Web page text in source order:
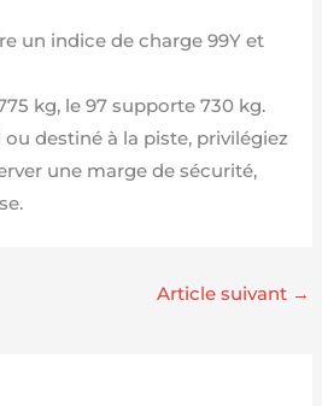
un indice de charge 99Y et
kg, le 97 supporte 730 kg.
destiné à la piste, privilégiez
une marge de sécurité,
Article suivant →